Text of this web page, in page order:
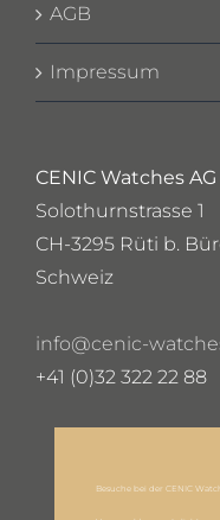
AGB
Impressum
CENIC Watches AG
Solothurnstrasse 1
CH-3295 Rüti b.
Schweiz
info@cenic-
+41 (0)32 322 22 88
Besuche bei der CENIC